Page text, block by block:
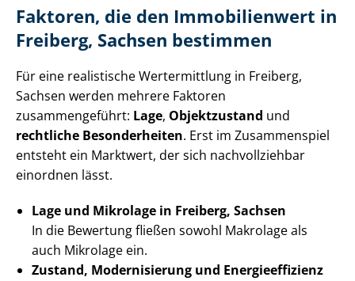
Faktoren, die den Immobilienwert in
Freiberg, Sachsen bestimmen
Für eine realistische Wertermittlung in Freiberg,
Sachsen werden mehrere Faktoren
zusammengeführt: Lage, Objektzustand und
rechtliche Besonderheiten. Erst im Zusammenspiel
entsteht ein Marktwert, der sich nachvollziehbar
einordnen lässt.
Lage und Mikrolage in Freiberg, Sachsen
In die Bewertung fließen sowohl Makrolage als
auch Mikrolage ein.
Zustand, Modernisierung und En­er­gie­ef­fi­zi­enz